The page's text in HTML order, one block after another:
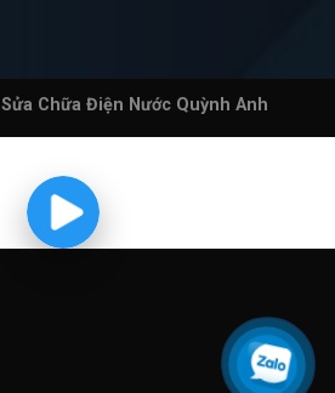
Sửa Chữa Điện Nước Quỳnh Anh